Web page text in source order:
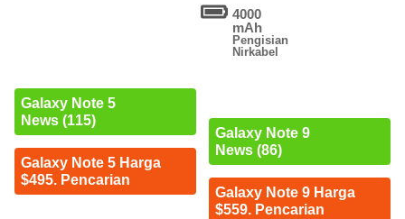
Galaxy Note 5
News (115)
Galaxy Note 5 Harga
$495. Pencarian
4000
mAh
Pengisian
Nirkabel
Galaxy Note 9
News (86)
Galaxy Note 9 Harga
$559. Pencarian